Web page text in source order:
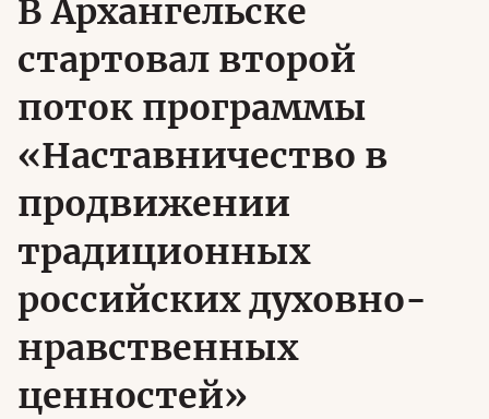
В Архангельске
стартовал второй
поток программы
«Наставничество в
продвижении
традиционных
российских духовно-
нравственных
ценностей»
Стать членом Ассоциации ветеранов СВО
Ассоциация в субъектах России
Частые вопросы
Юридическая помощь
Региональные меры поддержки